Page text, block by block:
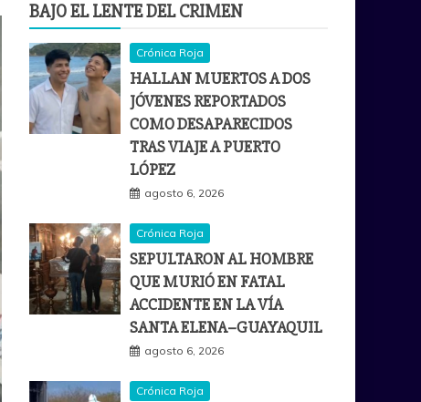
BAJO EL LENTE DEL CRIMEN
Crónica Roja
HALLAN MUERTOS A DOS
JÓVENES REPORTADOS
COMO DESAPARECIDOS
TRAS VIAJE A PUERTO
LÓPEZ
agosto 6, 2026
Crónica Roja
SEPULTARON AL HOMBRE
QUE MURIÓ EN FATAL
ACCIDENTE EN LA VÍA
SANTA ELENA–GUAYAQUIL
agosto 6, 2026
Crónica Roja